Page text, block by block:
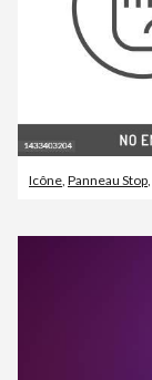
Icône, Panneau Stop,